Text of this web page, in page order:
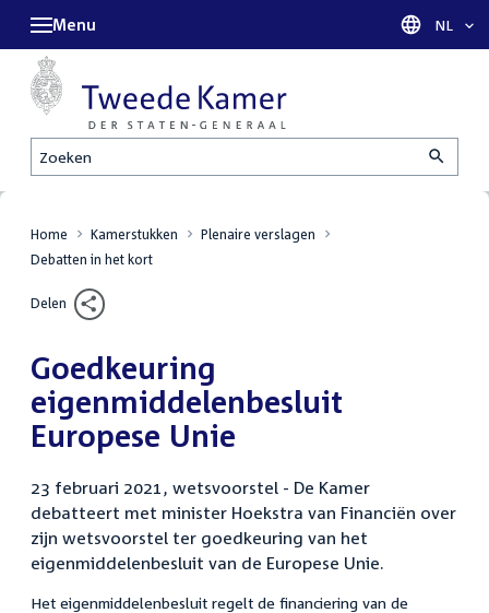
Zoeken
Menu Taal
NL
Home Kamerstukken
Plenaire verslagen
Debatten in het kort
Delen
Goedkeuring
eigenmiddelenbesluit
Europese Unie
23 februari 2021, wetsvoorstel - De Kamer
debatteert met minister Hoekstra van Financiën over
zijn wetsvoorstel ter goedkeuring van het
eigenmiddelenbesluit van de Europese Unie.
Het eigenmiddelenbesluit regelt de financiering van de